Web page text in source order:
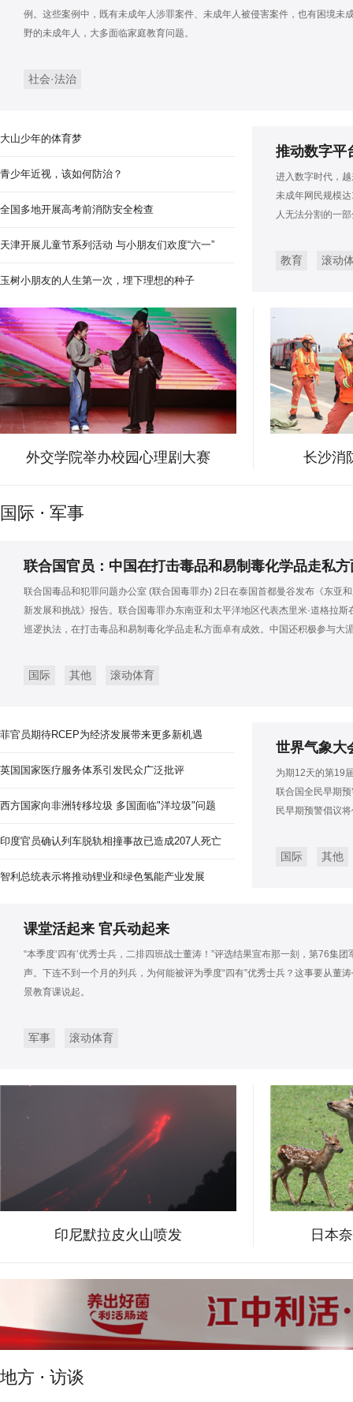
安徽淮南：秸秆利用 变废
例。这些案例中，既有未成年人涉罪案件、未成年人被侵害案件，也有困境未
野的未成年人，大多面临家庭教育问题。
社会·法治
推动数字平
进入数字时代，
未成年网民规模
人无法分割的一
教育 滚动
大山少年的体育梦
青少年近视，该如何防治？
全国多地开展高考前消防安全检查
天津开展儿童节系列活动 与小朋友们欢度“六一”
玉树小朋友的人生第一次，埋下理想的种子
外交学院举办校园心理剧大赛 长沙消
国际 · 军事
联合国官员：中国在打击毒品和易制毒化学品走私
联合国毒品和犯罪问题办公室 (联合国毒罪办) 2日在泰国首都曼谷发布《东亚
新发展和挑战》报告。联合国毒罪办东南亚和太平洋地区代表杰里米·道格拉
巡逻执法，在打击毒品和易制毒化学品走私方面卓有成效。中国还积极参与大
国际 其他 滚动体育
世界气象大
为期12天的第19
联合国全民早期
民早期预警倡议
国际 其他
菲官员期待RCEP为经济发展带来更多新机遇
英国国家医疗服务体系引发民众广泛批评
西方国家向非洲转移垃圾 多国面临"洋垃圾"问题
印度官员确认列车脱轨相撞事故已造成207人死亡
智利总统表示将推动锂业和绿色氢能产业发展
课堂活起来 官兵动起来
“本季度‘四有’优秀士兵，二排四班战士董涛！”评选结果宣布那一刻，第76集
声。下连不到一个月的列兵，为何能被评为季度“四有”优秀士兵？这事要从董
景教育课说起。
军事 滚动体育
印尼默拉皮火山喷发 日本
地方 · 访谈